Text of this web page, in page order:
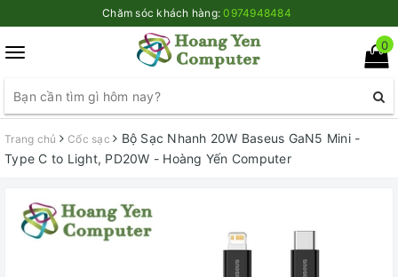
Chăm sóc khách hàng:0974948484
Toggle
0
Trang chủ Cốc sạc
Bộ Sạc Nhanh 20W Baseus GaN5 Mini -
Type C to Light, PD20W - Hoàng Yến Computer